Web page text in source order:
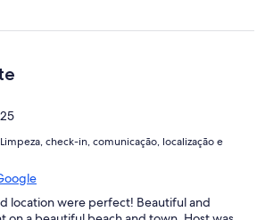
check-in, comunicação, localização e
location were perfect! Beautiful and